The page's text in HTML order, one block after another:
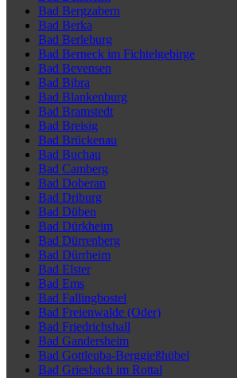
Bad Bergzabern
Bad Berka
Bad Berleburg
Bad Berneck im Fichtelgebirge
Bad Bevensen
Bad Bibra
Bad Blankenburg
Bad Bramstedt
Bad Breisig
Bad Brückenau
Bad Buchau
Bad Camberg
Bad Doberan
Bad Driburg
Bad Düben
Bad Dürkheim
Bad Dürrenberg
Bad Dürrheim
Bad Elster
Bad Ems
Bad Fallingbostel
Bad Freienwalde (Oder)
Bad Friedrichshall
Bad Gandersheim
Bad Gottleuba-Berggießhübel
Bad Griesbach im Rottal